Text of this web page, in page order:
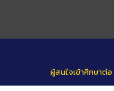
ผู้สนใจเข้าศึกษาต่อ